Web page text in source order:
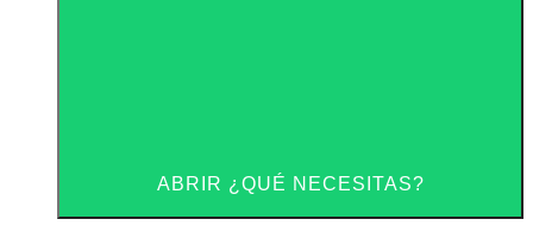
ABRIR ¿QUÉ NECESITAS?